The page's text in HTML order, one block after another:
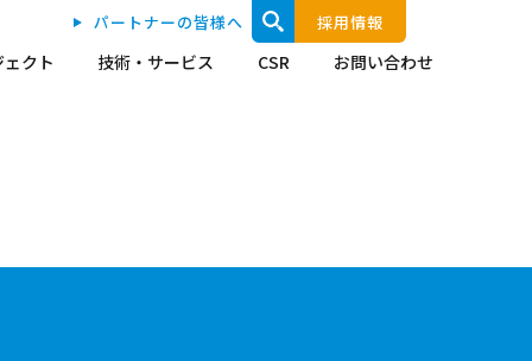
クト 技術・サービス CSR お問い合わせ
パートナーの皆様へ 採用情報